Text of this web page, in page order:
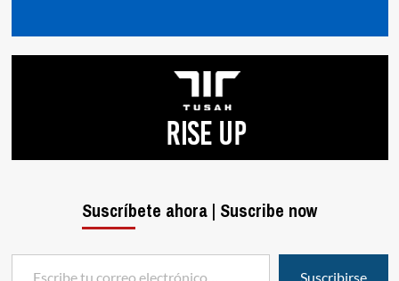
Suscríbete ahora | Suscribe now
Escribe tu correo electrónico…
Suscribirse